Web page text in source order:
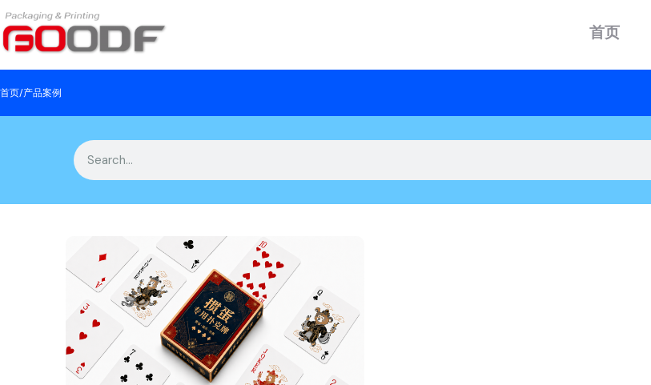
首页
首页/产品案例